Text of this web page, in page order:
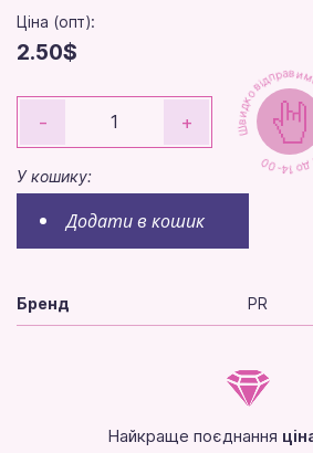
Ціна (опт):
2.50$
- +
У кошику:
Додати в кошик
Швидко відправимо
Бренд PR
Найкраще поєднання